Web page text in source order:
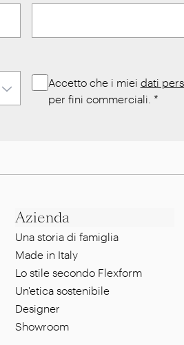
Accetto che i miei dati
per fini commerciali. *
Azienda
Una storia di famiglia
Made in Italy
Lo stile secondo Flexform
Un'etica sostenibile
Designer
Showroom